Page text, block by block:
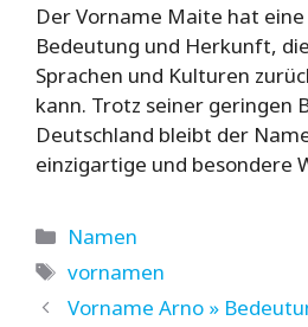
Der Vorname Maite hat
Bedeutung und Herkunft,
Sprachen und Kulturen
kann. Trotz seiner geringen
Deutschland bleibt der
einzigartige und besondere
Kategorien
Namen
Schlagwörter
vornamen
Vorname Arno »